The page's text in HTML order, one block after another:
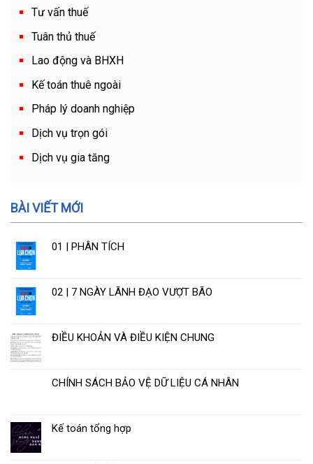
Tư vấn thuế
Tuân thủ thuế
Lao động và BHXH
Kế toán thuê ngoài
Pháp lý doanh nghiệp
Dịch vụ trọn gói
Dịch vụ gia tăng
BÀI VIẾT MỚI
01 | PHÂN TÍCH
02 | 7 NGÀY LÃNH ĐẠO VƯỢT BÃO
ĐIỀU KHOẢN VÀ ĐIỀU KIỆN CHUNG
CHÍNH SÁCH BẢO VỆ DỮ LIỆU CÁ NHÂN
Kế toán tổng hợp